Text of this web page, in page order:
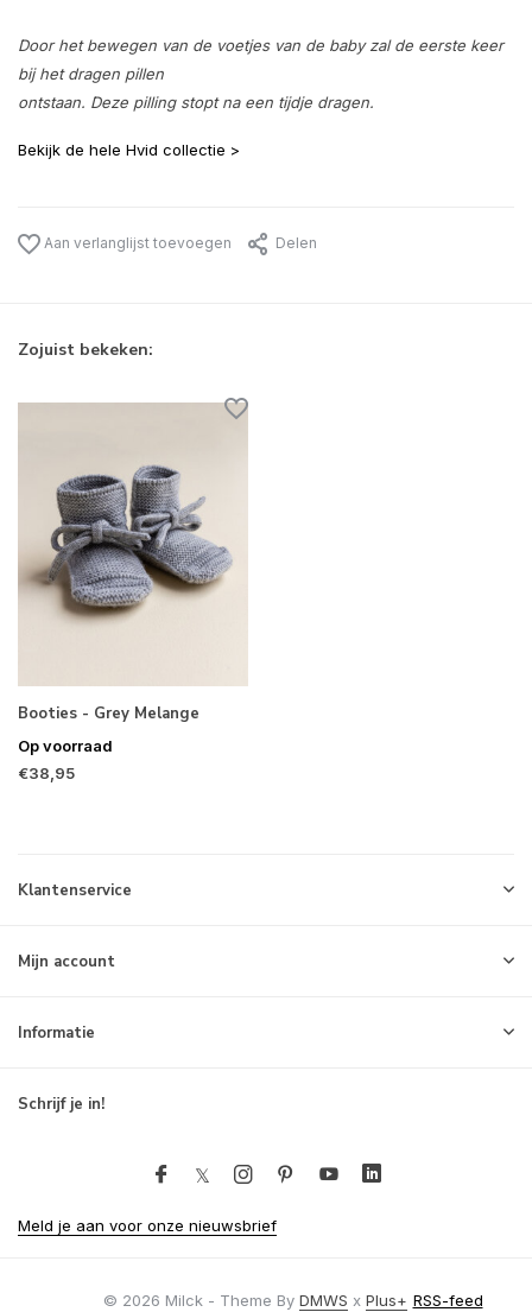
Door het bewegen van de voetjes van de baby zal de eerste keer
bij het dragen pillen
ontstaan. Deze pilling stopt na een tijdje dragen.
Bekijk de hele Hvid collectie >
Aan verlanglijst toevoegen Delen
Zojuist bekeken:
Booties - Grey Melange
Op voorraad
€38,95
Klantenservice
Mijn account
Informatie
Schrijf je in!
Meld je aan voor onze nieuwsbrief
© 2026 Milck - Theme By DMWS x Plus+ RSS-feed